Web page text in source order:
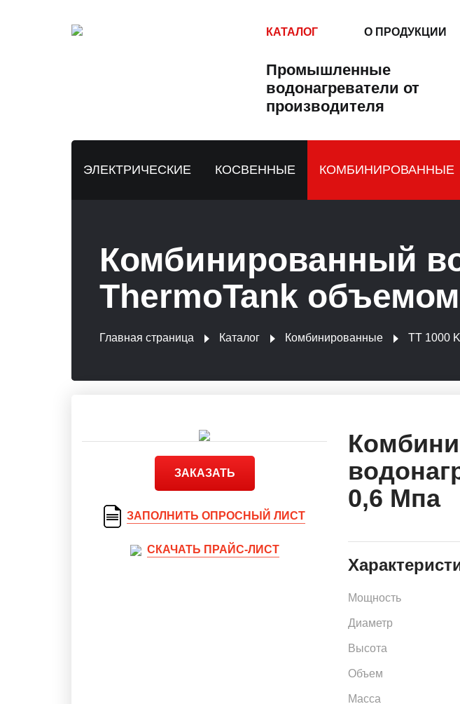
КАТАЛОГ О ПРОДУКЦИИ
Промышленные
водонагреватели от
производителя
ЭЛЕКТРИЧЕСКИЕ КОСВЕННЫЕ КОМБИНИРОВАННЫЕ
Комбинированный
ThermoTank
Главная страница Каталог Комбинированные ТТ 1000
ЗАКАЗАТЬ
ЗАПОЛНИТЬ ОПРОСНЫЙ ЛИСТ
СКАЧАТЬ ПРАЙС-ЛИСТ
0,6 Мпа
Мощность
Диаметр
Высота
Объем
Масса